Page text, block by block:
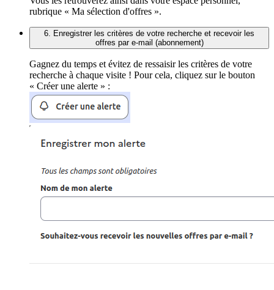
rubrique « Ma sélection d'offres ».
6. Enregistrer les critères de votre recherche et recevoir les
offres par e-mail (abonnement)
Gagnez du temps et évitez de ressaisir les critères de votre
recherche à chaque visite ! Pour cela, cliquez sur le bouton
« Créer une alerte » :